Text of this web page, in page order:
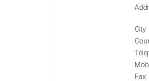
City
Fax